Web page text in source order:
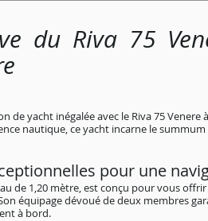
du Riva 75
de yacht inégalée avec le Riva 75 Venere
nautique, ce yacht incarne le
pour une
de 1,20 mètre, est conçu pour vous
équipage dévoué de deux membres
à bord.